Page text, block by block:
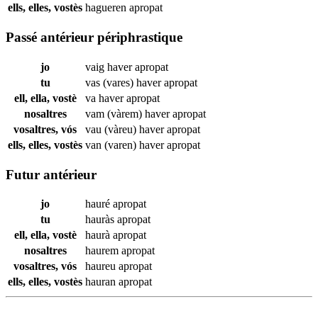
ells, elles, vostès hagueren apropat
Passé antérieur périphrastique
jo vaig haverapropat
tu
vas (vares) haverapropat
ell, ella, vostè
va haverapropat
nosaltres
vam (vàrem) haverapropat
vosaltres, vós
vau (vàreu) haverapropat
ells, elles, vostès van (varen) haverapropat
Futur antérieur
jo hauré apropat
tu
hauràs apropat
ell, ella, vostè
haurà apropat
nosaltres
haurem apropat
vosaltres, vós
haureu apropat
ells, elles, vostès hauran apropat